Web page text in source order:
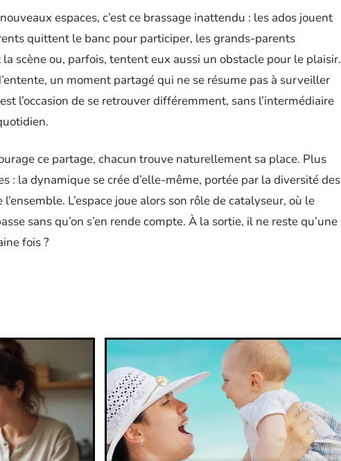
espaces, c’est ce brassage inattendu : les ados jouent
quittent le banc pour participer, les grands-parents
scène ou, parfois, tentent eux aussi un obstacle pour le plaisir.
un moment partagé qui ne se résume pas à surveiller
l’occasion de se retrouver différemment, sans l’intermédiaire
ce partage, chacun trouve naturellement sa place. Plus
: la dynamique se crée d’elle-même, portée par la diversité des
L’espace joue alors son rôle de catalyseur, où le
sans qu’on s’en rende compte. À la sortie, il ne reste qu’une
fois ?